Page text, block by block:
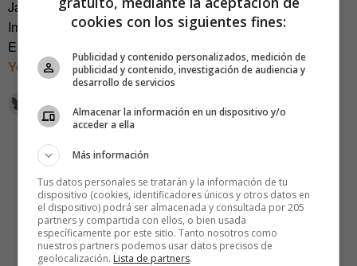
Javi Creus es fundador deIdeas for Change
Imagen de portada:Berdea bajo licencia CC.
Este artículo fue publicado en el
Yorokobu
. Ya está a la ventaen nuestra tienda.
cookies con los siguientes fines:
Publicidad y contenido personalizados, medición de
publicidad y contenido, investigación de audiencia y
desarrollo de servicios
Almacenar la información en un dispositivo y/o
acceder a ella
Más información
Tus datos personales se tratarán y la información de tu
dispositivo (cookies, identificadores únicos y otros datos en
el dispositivo) podrá ser almacenada y consultada por 205
partners y compartida con ellos, o bien usada
específicamente por este sitio. Tanto nosotros como
nuestros partners podemos usar datos precisos de
geolocalización. Lista de partners.